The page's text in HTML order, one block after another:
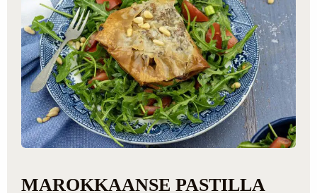
MAROKKAANSE PASTILLA